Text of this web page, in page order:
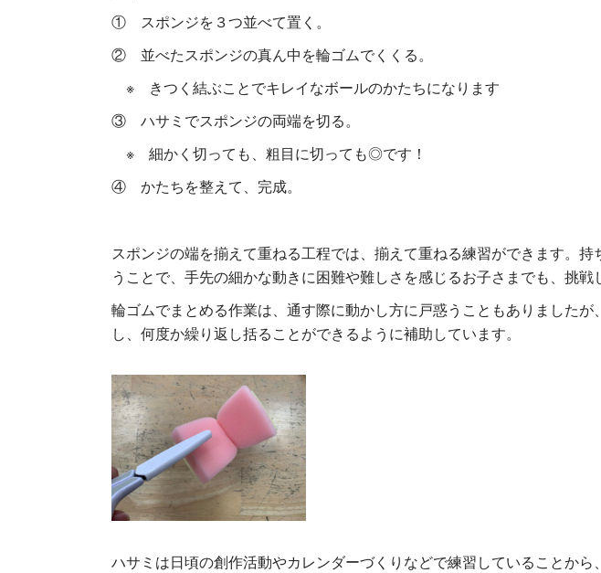
① スポンジを３つ並べて置く。
② 並べたスポンジの真ん中を輪ゴムでくくる。
※ きつく結ぶことでキレイなボールのかたちになります
③ ハサミでスポンジの両端を切る。
※ 細かく切っても、粗目に切っても◎です！
④ かたちを整えて、完成。
スポンジの端を揃えて重ねる工程では、揃えて重ねる練習ができます。持
うことで、手先の細かな動きに困難や難しさを感じるお子さまでも、挑戦
輪ゴムでまとめる作業は、通す際に動かし方に戸惑うこともありましたが
し、何度か繰り返し括ることができるように補助しています。
ハサミは日頃の創作活動やカレンダーづくりなどで練習していることから